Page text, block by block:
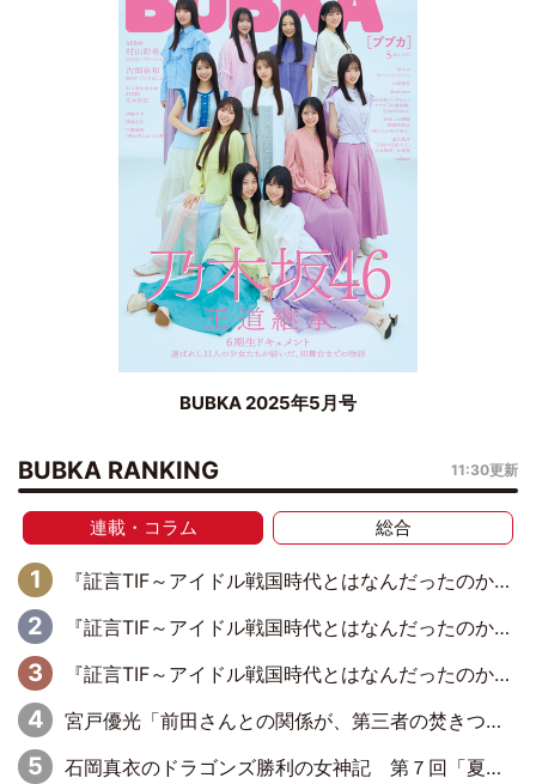
BUBKA 2025年5月号
BUBKA RANKING 11:30更新
連載・コラム 総合
『証言TIF～アイドル戦国時代とはなんだったのか～』第11回：私立恵比寿中学・真山りか×安本彩花「TIFで10年ぶりのキョンシーメイクをしたら、場を完全に引かせてしまって。時代が変わったんだなって」
『証言TIF～アイドル戦国時代とはなんだったのか～』第10回：さくら学院・武藤彩未×飯田らうら「正直、中3で辞めるというのを信じてなくて。そう言われてはいたけど、嘘でしょって」
『証言TIF～アイドル戦国時代とはなんだったのか～』第8回：Negicco・Nao☆×Megu×Kaede「東京からオファーが来たのと、梨の皮剥きとどっちが大事なんだって」
宮戸優光「前田さんとの関係が、第三者の焚きつけのようなかたちで壊されてしまったのは、悲しいことですよ」【UWF】
石岡真衣のドラゴンズ勝利の女神記 第７回「夏の神宮！11得点どらほー」